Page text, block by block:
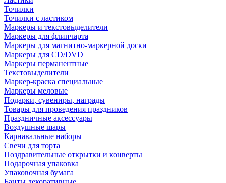
Точилки
Точилки с ластиком
Маркеры и текстовыделители
Маркеры для флипчарта
Маркеры для магнитно-маркерной доски
Маркеры для CD/DVD
Маркеры перманентные
Текстовыделители
Маркер-краска специальные
Маркеры меловые
Подарки, сувениры, награды
Товары для проведения праздников
Праздничные аксессуары
Воздушные шары
Карнавальные наборы
Свечи для торта
Поздравительные открытки и конверты
Подарочная упаковка
Упаковочная бумага